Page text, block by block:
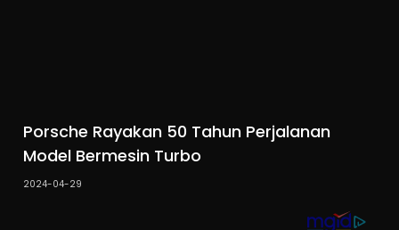
Porsche Rayakan 50 Tahun Perjalanan
Model Bermesin Turbo
2024-04-29